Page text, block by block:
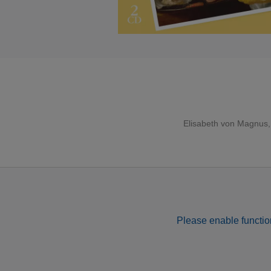
Elisabeth von Magnus,
Please enable